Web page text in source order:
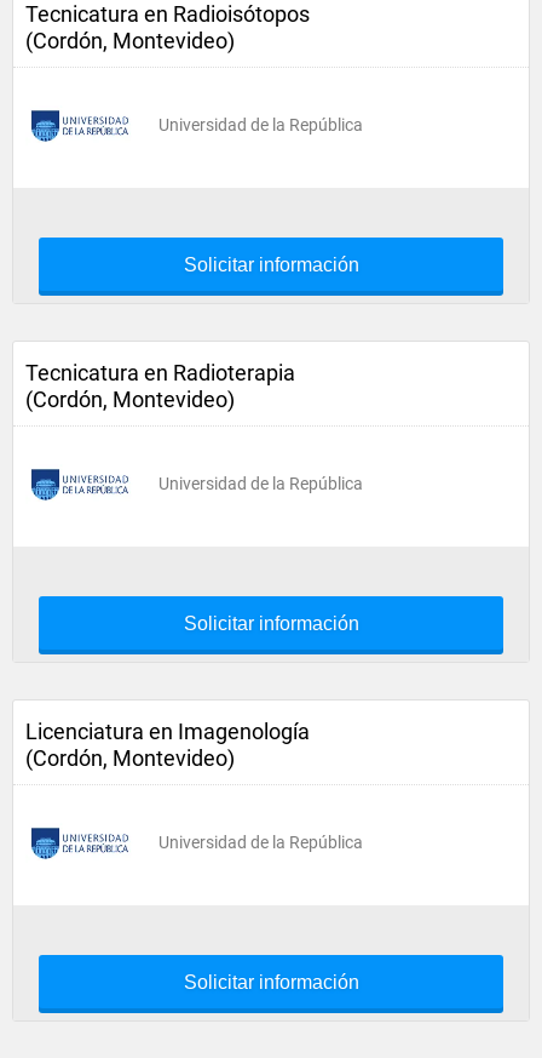
Tecnicatura en Radioisótopos
(Cordón, Montevideo)
Universidad de la República
Solicitar información
Tecnicatura en Radioterapia
(Cordón, Montevideo)
Universidad de la República
Solicitar información
Licenciatura en Imagenología
(Cordón, Montevideo)
Universidad de la República
Solicitar información